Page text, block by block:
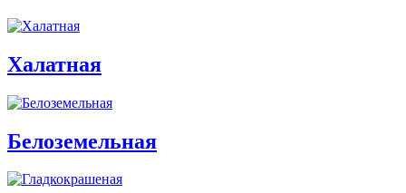
Халатная
Белоземельная